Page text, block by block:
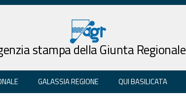
stampa della Giunta Regionale
GALASSIA REGIONE QUI BASILICATA